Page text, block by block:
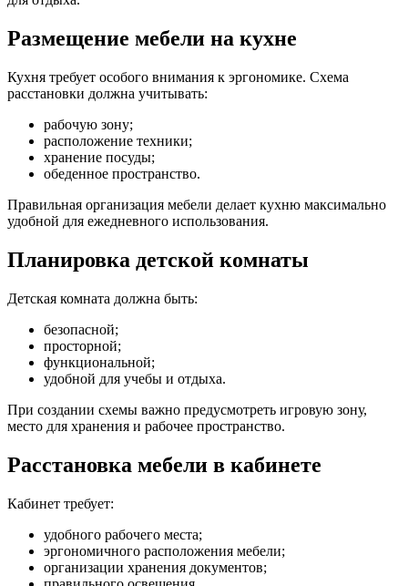
Размещение мебели на кухне
Кухня требует особого внимания к эргономике. Схема
расстановки должна учитывать:
рабочую зону;
расположение техники;
хранение посуды;
обеденное пространство.
Правильная организация мебели делает кухню максимально
удобной для ежедневного использования.
Планировка детской комнаты
Детская комната должна быть:
безопасной;
просторной;
функциональной;
удобной для учебы и отдыха.
При создании схемы важно предусмотреть игровую зону,
место для хранения и рабочее пространство.
Расстановка мебели в кабинете
Кабинет требует:
удобного рабочего места;
эргономичного расположения мебели;
организации хранения документов;